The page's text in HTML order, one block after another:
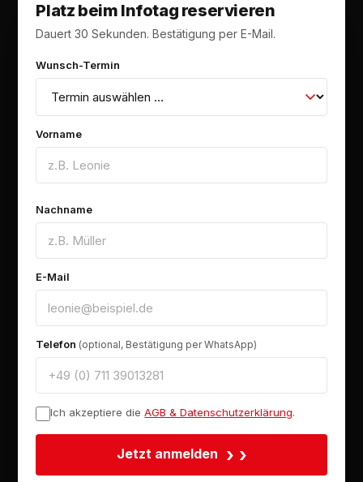
Platz beim Infotag reservieren
Dauert 30 Sekunden. Bestätigung per E-Mail.
Wunsch-Termin
Vorname
Nachname
E-Mail
Telefon (optional, Bestätigung per WhatsApp)
Ich akzeptiere die AGB & Datenschutzerklärung.
Jetzt anmelden ›